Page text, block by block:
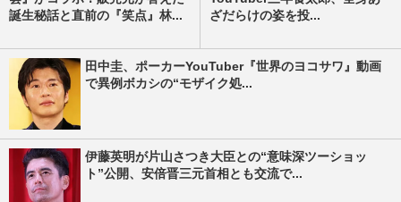
誕生秘話と直前の『笑点』林...
ざだらけの姿を投...
田中圭、ポーカーYouTuber『世界のヨコサワ』動画
で異例ボカシの“モザイク処...
伊藤英明が片山さつき大臣との“意味深ツーショッ
ト”公開、安倍晋三元首相とも交流で...